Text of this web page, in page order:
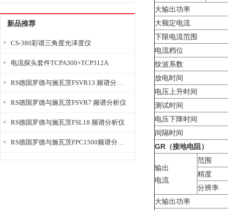
新品推荐
CS-380彩谱三角度光泽度仪
电流探头套件TCPA300+TCP312A
RS德国罗德与施瓦茨FSVR13 频谱分析仪
RS德国罗德与施瓦茨FSVR7 频谱分析仪
RS德国罗德与施瓦茨FSL18 频谱分析仪
RS德国罗德与施瓦茨FPC1500频谱分析仪
大输出功率
大额定电流
下限电流范围
电流档位
纹波系数
放电时间
电压上升时间
测试时间
电压下降时间
间隔时间
GR （接地电阻）
输出
电流
范围
精度
分辨率
大输出功率